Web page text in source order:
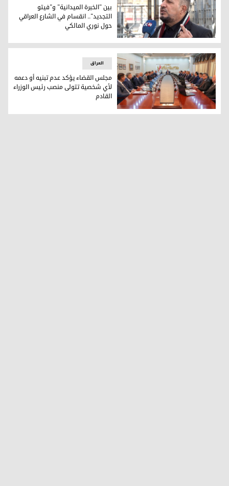
بين "الخبرة الميدانية" و"فيتو التجديد".. انقسام في الشارع
بين "الخبرة الميدانية" و"فيتو
التجديد".. انقسام في الشارع العراقي
حول نوري المالكي
مجلس القضاء يؤكد عدم تبنيه أو دعمه لأي شخصية تتولى منصب
العراق
مجلس القضاء يؤكد عدم تبنيه أو دعمه
لأي شخصية تتولى منصب رئيس الوزراء
القادم